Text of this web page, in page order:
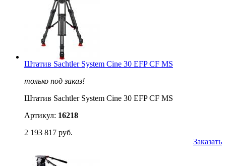
Штатив Sachtler System Cine 30 EFP CF MS
только под заказ!
Штатив Sachtler System Cine 30 EFP CF MS
Артикул: 16218
2 193 817 руб.
Заказать